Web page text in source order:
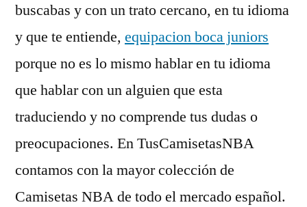
buscabas y con un trato cercano, en tu idioma
y que te entiende, equipacion boca juniors
porque no es lo mismo hablar en tu idioma
que hablar con un alguien que esta
traduciendo y no comprende tus dudas o
preocupaciones. En TusCamisetasNBA
contamos con la mayor colección de
Camisetas NBA de todo el mercado español.